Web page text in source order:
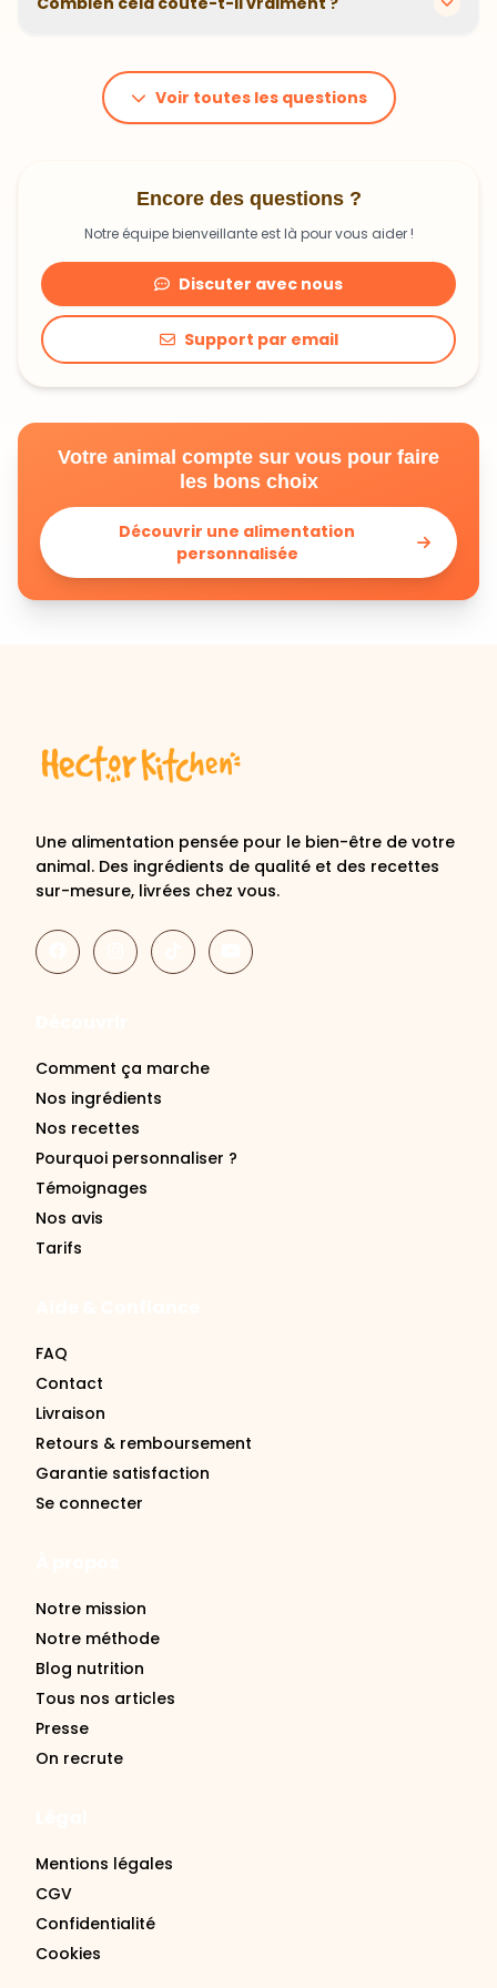
animal. En moyenne, comptez 1,20€ à 1,99€ par jour.
C'est un investissement dans sa santé qui peut vous
faire économiser en frais vétérinaires !
Voir toutes les questions
Encore des questions ?
Notre équipe bienveillante est là pour vous aider !
Discuter avec nous
Support par email
Votre animal compte sur vous pour faire
les bons choix
Découvrir une alimentation
personnalisée
Une alimentation pensée pour le bien-être de votre
animal. Des ingrédients de qualité et des recettes
sur-mesure, livrées chez vous.
Comment ça marche
Nos ingrédients
Nos recettes
Pourquoi personnaliser ?
Témoignages
Nos avis
Tarifs
FAQ
Contact
Livraison
Retours & remboursement
Garantie satisfaction
Se connecter
Notre mission
Notre méthode
Blog nutrition
Tous nos articles
Presse
On recrute
Mentions légales
CGV
Confidentialité
Cookies